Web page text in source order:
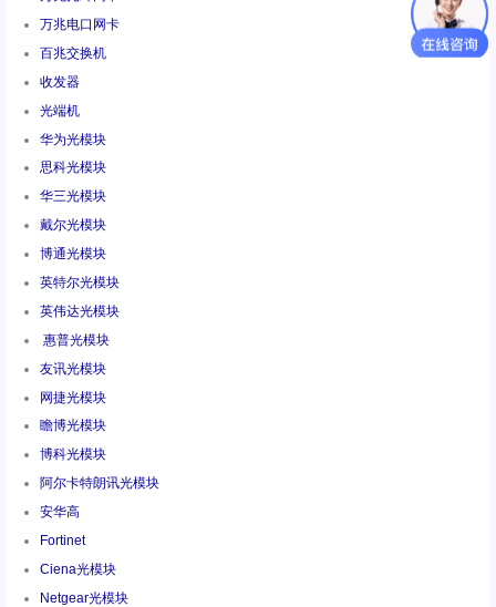
万兆电口网卡
百兆交换机
收发器
光端机
华为光模块
思科光模块
华三光模块
戴尔光模块
博通光模块
英特尔光模块
英伟达光模块
惠普光模块
友讯光模块
网捷光模块
瞻博光模块
博科光模块
阿尔卡特朗讯光模块
安华高
Fortinet
Ciena光模块
Netgear光模块